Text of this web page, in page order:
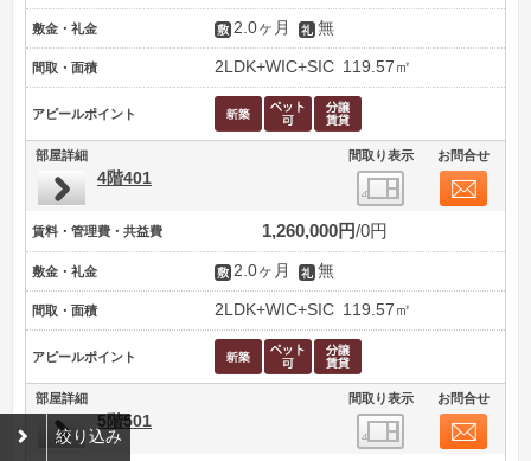
敷金・礼金 2.0ヶ月 無
間取・面積 2LDK+WIC+SIC 119.57㎡
アピールポイント
部屋詳細 間取り表示 お問合せ
4階401
賃料・管理費・共益費 1,260,000円 0円
敷金・礼金 2.0ヶ月 無
間取・面積 2LDK+WIC+SIC 119.57㎡
アピールポイント
部屋詳細 間取り表示 お問合せ
5階501
絞り込み